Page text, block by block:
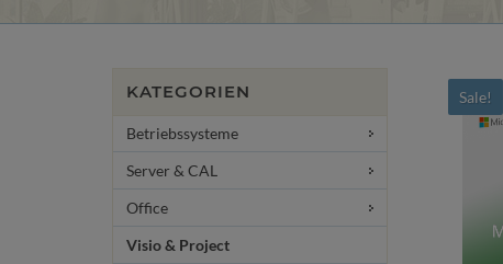
Sale!
KATEGORIEN
Betriebssysteme
Server & CAL
Office
Visio & Project